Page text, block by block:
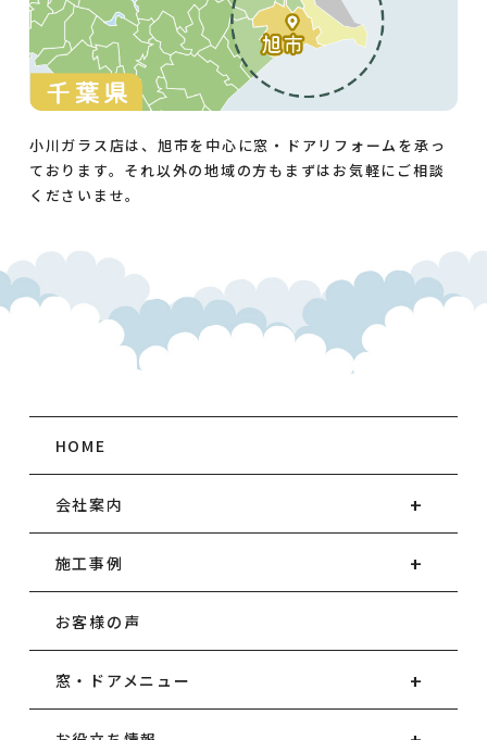
小川ガラス店は、旭市を中心に窓・ドアリフォームを承っ
ております。それ以外の地域の方もまずはお気軽にご相談
くださいませ。
HOME
会社案内
施工事例
お客様の声
窓・ドアメニュー